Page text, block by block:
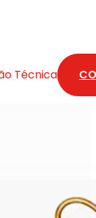
Técnica